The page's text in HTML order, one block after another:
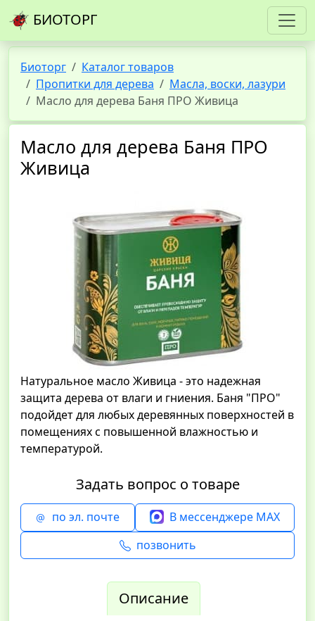
БИОТОРГ
Биоторг
Каталог товаров
Пропитки для дерева
Масла, воски, лазури
Масло для дерева Баня ПРО Живица
Масло для дерева Баня ПРО
Живица
Натуральное масло Живица - это надежная
защита дерева от влаги и гниения. Баня "ПРО"
подойдет для любых деревянных поверхностей в
помещениях с повышенной влажностью и
температурой.
Задать вопрос о товаре
по эл. почте
В мессенджере MAX
позвонить
Описание